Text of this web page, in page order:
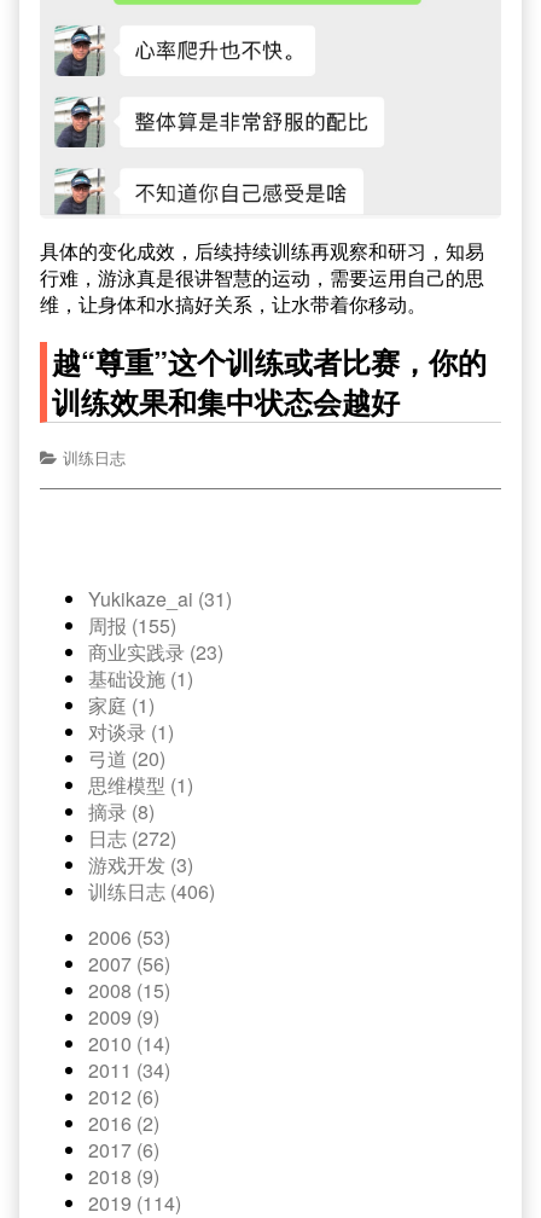
具体的变化成效，后续持续训练再观察和研习，知易
行难，游泳真是很讲智慧的运动，需要运用自己的思
维，让身体和水搞好关系，让水带着你移动。
越“尊重”这个训练或者比赛，你的
训练效果和集中状态会越好
训练日志
Yukikaze_ai (31)
周报 (155)
商业实践录 (23)
基础设施 (1)
家庭 (1)
对谈录 (1)
弓道 (20)
思维模型 (1)
摘录 (8)
日志 (272)
游戏开发 (3)
训练日志 (406)
2006 (53)
2007 (56)
2008 (15)
2009 (9)
2010 (14)
2011 (34)
2012 (6)
2016 (2)
2017 (6)
2018 (9)
2019 (114)